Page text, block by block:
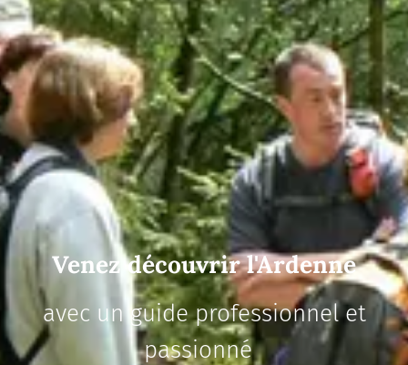
Venez découvrir l'Ardenne
avec un guide professionnel et
passionné